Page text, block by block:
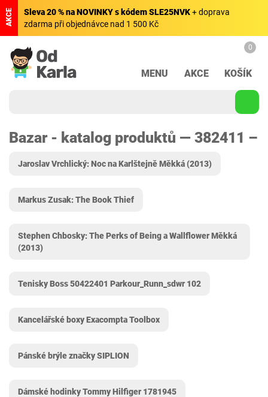
AKCE Sleva 20 % na NOVINKY s kódem SLE25NVK+ doprava
zdarma při objednávce nad 1 500 Kč
MENU AKCE
0
KOŠÍK
Bazar - katalog produktů — 382411 –
Jaroslav Vrchlický: Noc na Karlštejně Měkká (2013)
Markus Zusak: The Book Thief
Stephen Chbosky: The Perks of Being a Wallflower Měkká
(2013)
Tenisky Boss 50422401 Parkour_Runn_sdwr 102
Kancelářské boxy Exacompta Toolbox
Pánské brýle značky SIPLION
Dámské hodinky Tommy Hilfiger 1781945